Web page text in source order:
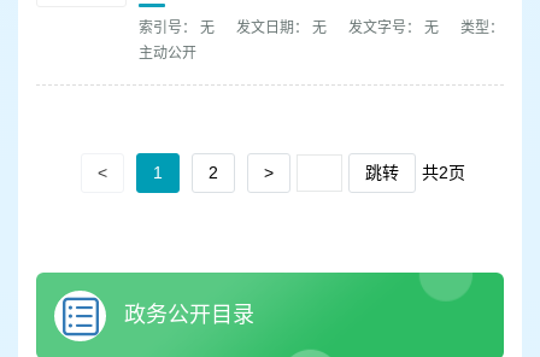
索引号： 无 发文日期： 无 发文字号： 无
类型：
主动公开
< 1 2 > 跳转 共2页
政务公开目录